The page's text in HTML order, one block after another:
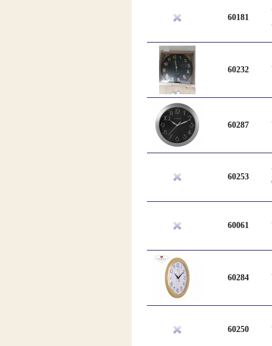
60181
60232
60287
60253
60061
60284
60250